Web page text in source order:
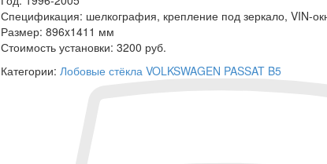
Спецификация: шелкография, крепление под зеркало, VIN-
Размер: 896x1411 мм
Стоимость установки: 3200 руб.
Категории: Лобовые стёкла VOLKSWAGEN PASSAT B5